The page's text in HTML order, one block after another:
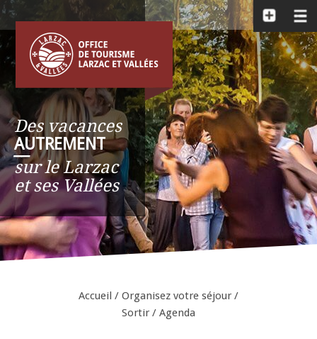
Des vacances
AUTREMENT
__
sur le Larzac
et ses Vallées
Accueil / Organisez votre séjour /
Sortir / Agenda